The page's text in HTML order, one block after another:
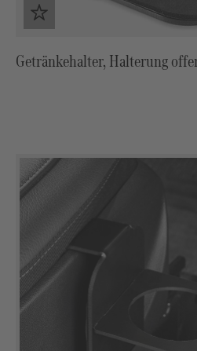
Getränkehalter, Halterung